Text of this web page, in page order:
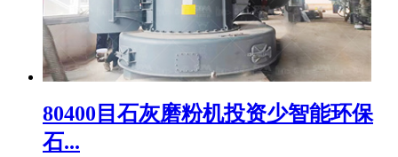
80400目石灰磨粉机投资少智能环保
石...